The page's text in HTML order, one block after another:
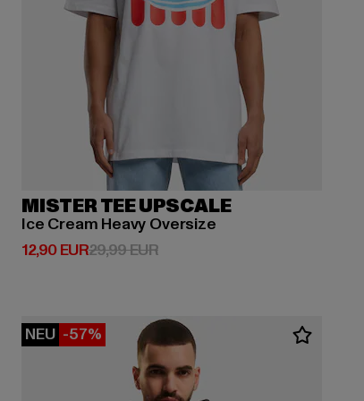
MISTER TEE UPSCALE
Ice Cream Heavy Oversize
12,90 EUR
Derzeitiger Preis: 12,90 EUR
29,99 EURAktionspreis: 29,99 EUR
NEU -57%